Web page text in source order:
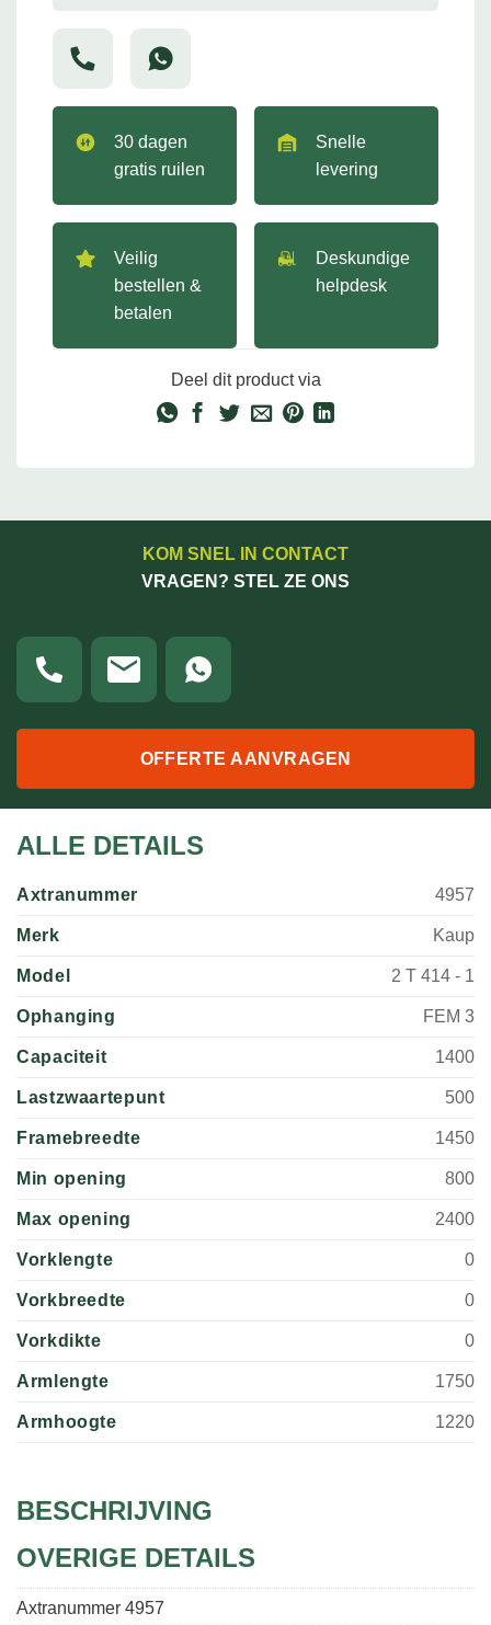
30 dagen
gratis ruilen
Snelle
levering
Veilig
bestellen &
betalen
Deskundige
helpdesk
Deel dit product via
KOM SNEL IN CONTACT
VRAGEN? STEL ZE ONS
OFFERTE AANVRAGEN
ALLE DETAILS
Axtranummer 4957
Merk Kaup
Model 2 T 414 - 1
Ophanging FEM 3
Capaciteit 1400
Lastzwaartepunt 500
Framebreedte 1450
Min opening 800
Max opening 2400
Vorklengte 0
Vorkbreedte 0
Vorkdikte 0
Armlengte 1750
Armhoogte 1220
BESCHRIJVING
OVERIGE DETAILS
Axtranummer 4957